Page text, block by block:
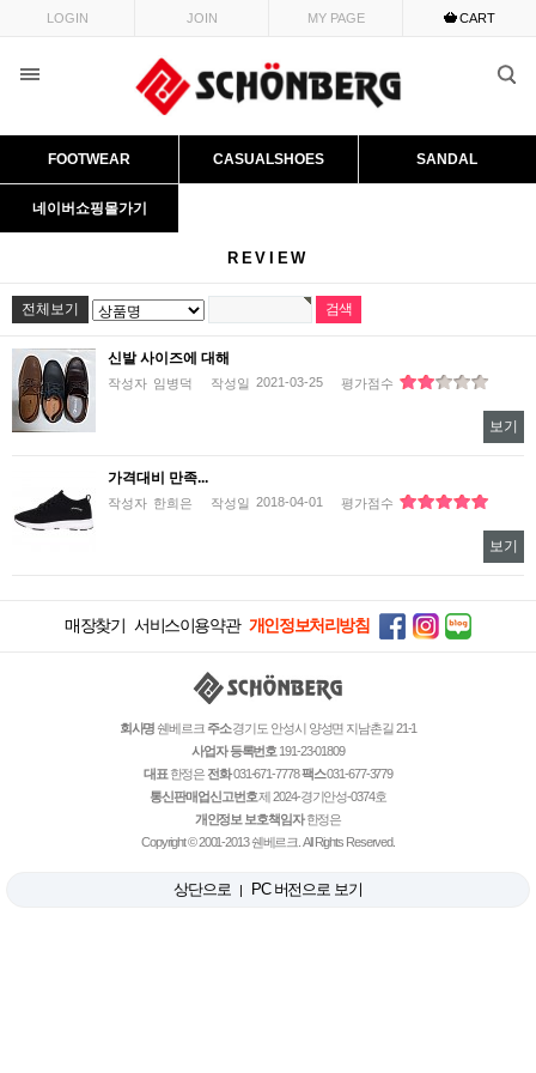
LOGIN JOIN MY PAGE CART
FOOTWEAR CASUALSHOES SANDAL
네이버쇼핑몰가기
REVIEW
전체보기
신발 사이즈에 대해
작성자 임병덕 작성일 2021-03-25 평가점수
보기
가격대비 만족...
작성자 한희은 작성일 2018-04-01 평가점수
보기
매장찾기 서비스이용약관 개인정보처리방침
회사명 쉔베르크 주소경기도 안성시 양성면 지남촌길 21-1
사업자 등록번호 191-23-01809
대표한정은 전화031-671-7778팩스031-677-3779
통신판매업신고번호제 2024-경기안성-0374호
개인정보 보호책임자한정은
Copyright © 2001-2013 쉔베르크. All Rights Reserved.
상단으로 PC 버전으로 보기